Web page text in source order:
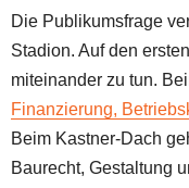
Die Publikumsfrage
Stadion. Auf den
miteinander zu tun.
Finanzierung,
Beim Kastner-Dach
Baurecht, Gestaltung